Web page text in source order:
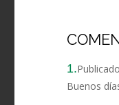
1.
Buenos